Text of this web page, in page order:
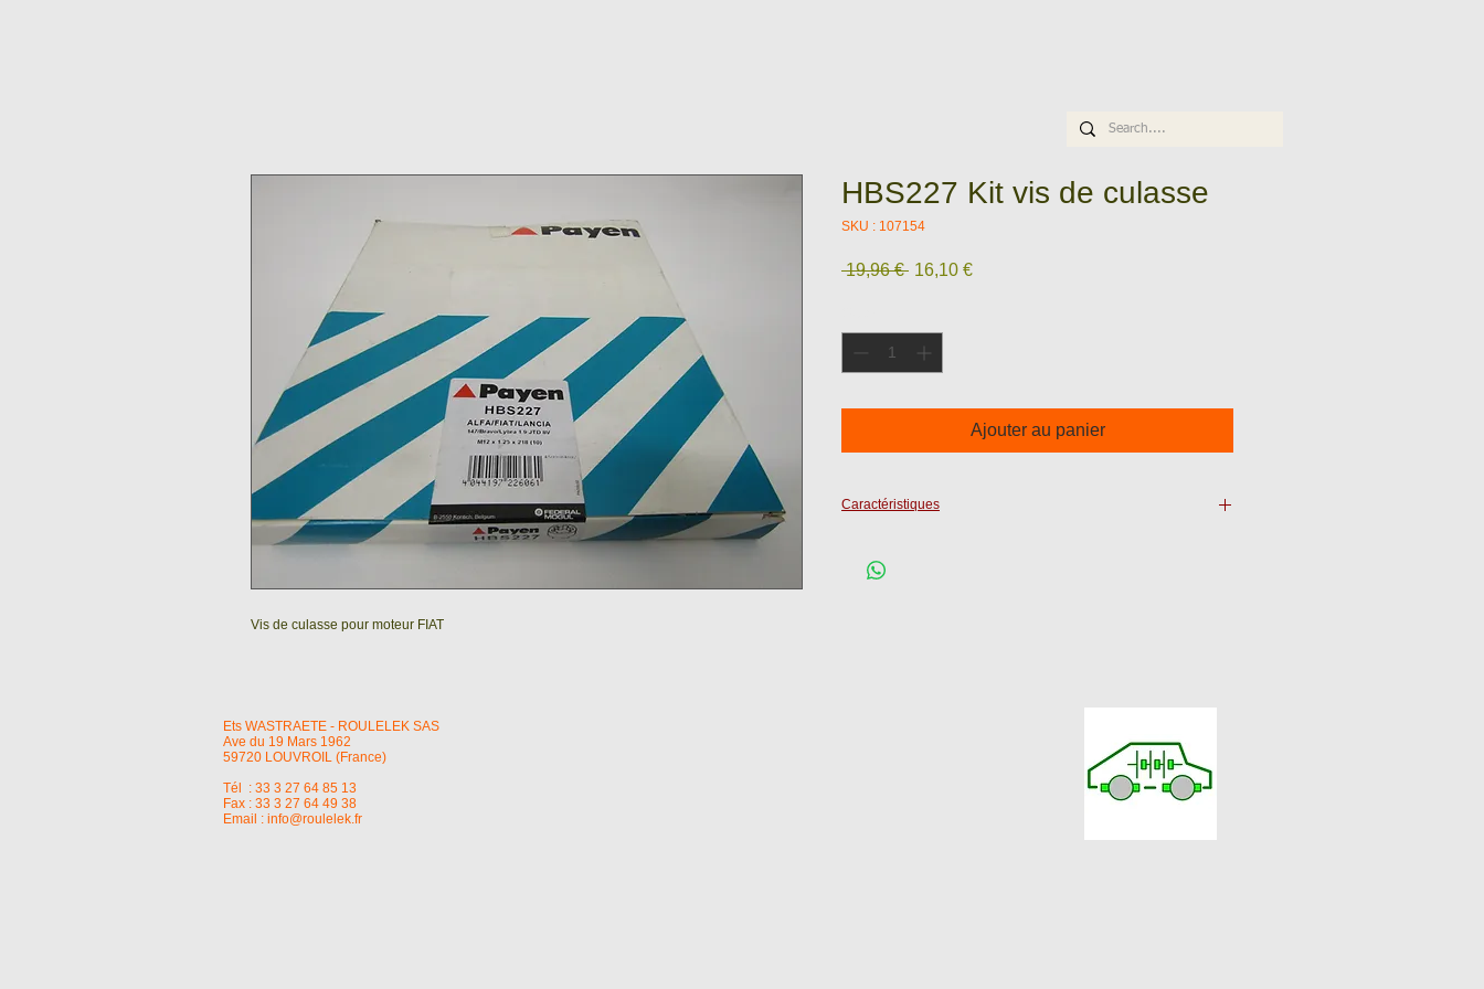
Vis de culasse pour moteur FIAT
HBS227 Kit vis de culasse
SKU : 107154
19,96 € Prix
16,10 €Prix
Ajouter au panier
Caractéristiques
Ets WASTRAETE - ROULELEK SAS
Ave du 19 Mars 1962
59720 LOUVROIL (France)
Tél : 33 3 27 64 85 13
Fax : 33 3 27 64 49 38
Email : info@roulelek.fr